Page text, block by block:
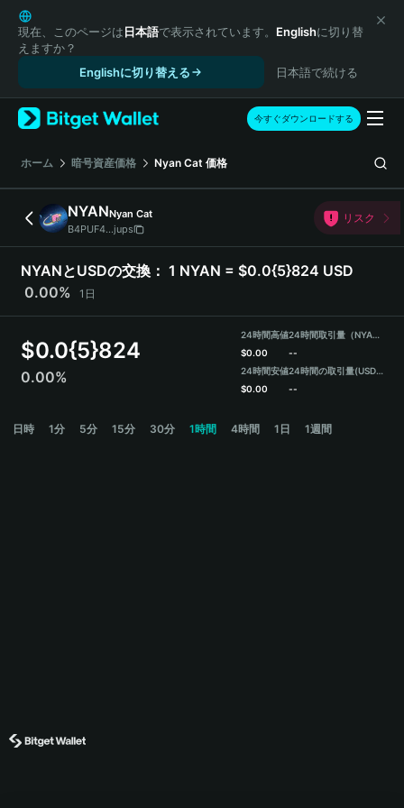
English
日本語
Tiếng Việt
Español (Latinoamérica)
Türkçe
Français
Deutsch
简体中文
繁體中文
Português (Portugal)
Bahasa Indonesia
ภาษาไทย
हिन्दी
Español
Português (Brasil)
現在、このページは日本語で表示されています。 Englishに切り替
えますか？
Englishに切り替える
日本語で続ける
今すぐダウンロードする
ホーム 暗号資産価格 Nyan Cat 価格
NYANNyan Cat
B4PUF4...jups
リスク
NYANとUSDの交換： 1 NYAN = $0.0{5}824 USD
0.00%
1日
$0.0{5}824
0.00%
24時間高値
$0.00
24時間安値
$0.00
24時間取引量（NYAN）
--
24時間の取引量(USDT)
--
日時 1分 5分 15分 30分 1時間 4時間 1日 1週間